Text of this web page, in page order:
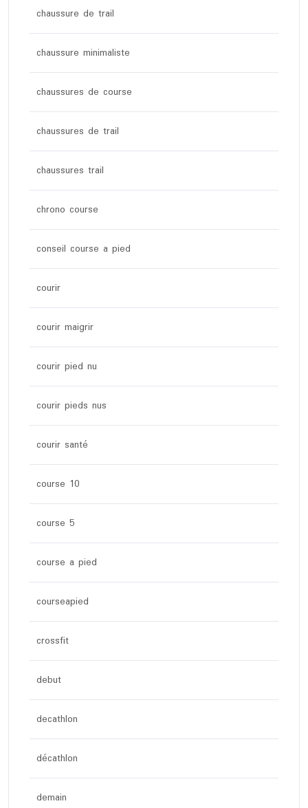
chaussure de trail
chaussure minimaliste
chaussures de course
chaussures de trail
chaussures trail
chrono course
conseil course a pied
courir
courir maigrir
courir pied nu
courir pieds nus
courir santé
course 10
course 5
course a pied
courseapied
crossfit
debut
decathlon
décathlon
demain